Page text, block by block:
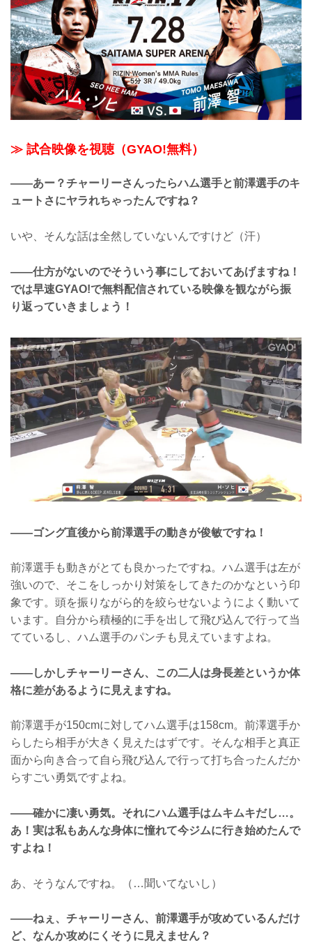
≫ 試合映像を視聴（GYAO!無料）
――あー？チャーリーさんったらハム選手と前澤選手のキ
ュートさにヤラれちゃったんですね？
いや、そんな話は全然していないんですけど（汗）
――仕方がないのでそういう事にしておいてあげますね！
では早速GYAO!で無料配信されている映像を観ながら振
り返っていきましょう！
――ゴング直後から前澤選手の動きが俊敏ですね！
前澤選手も動きがとても良かったですね。ハム選手は左が
強いので、そこをしっかり対策をしてきたのかなという印
象です。頭を振りながら的を絞らせないようによく動いて
います。自分から積極的に手を出して飛び込んで行って当
てているし、ハム選手のパンチも見えていますよね。
――しかしチャーリーさん、この二人は身長差というか体
格に差があるように見えますね。
前澤選手が150cmに対してハム選手は158cm。前澤選手か
らしたら相手が大きく見えたはずです。そんな相手と真正
面から向き合って自ら飛び込んで行って打ち合ったんだか
らすごい勇気ですよね。
――確かに凄い勇気。それにハム選手はムキムキだし…。
あ！実は私もあんな身体に憧れて今ジムに行き始めたんで
すよね！
あ、そうなんですね。（…聞いてないし）
――ねぇ、チャーリーさん、前澤選手が攻めているんだけ
ど、なんか攻めにくそうに見えません？